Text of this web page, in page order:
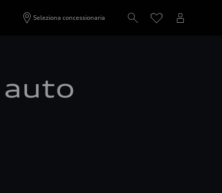
Seleziona concessionaria